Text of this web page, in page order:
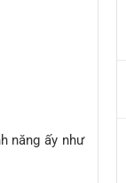
năng ấy như